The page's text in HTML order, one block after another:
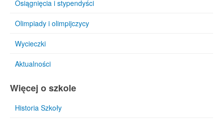
Osiągnięcia i stypendyści
Olimpiady i olimpijczycy
Wycieczki
Aktualności
Więcej o szkole
Historia Szkoły